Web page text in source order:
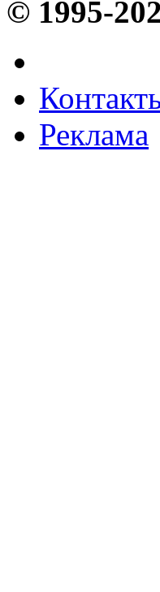
© 1995-
Реклама